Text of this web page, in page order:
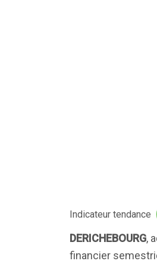
Indicateur tendance
DERICHEBOURG,
financier